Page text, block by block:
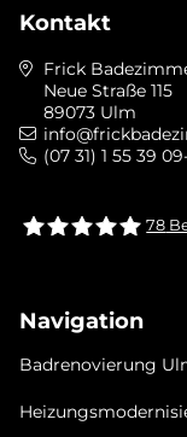
Kontakt
Frick
Neue Straße 115
89073 Ulm
(07 31) 1 55 39
78
Navigation
Badrenovierung